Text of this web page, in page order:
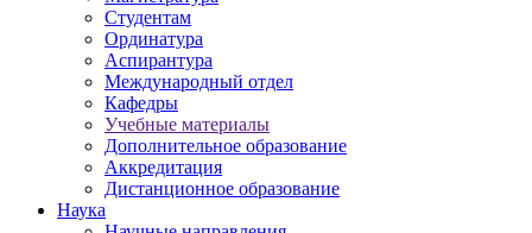
Студентам
Ординатура
Аспирантура
Международный отдел
Кафедры
Учебные материалы
Дополнительное образование
Аккредитация
Дистанционное образование
Наука